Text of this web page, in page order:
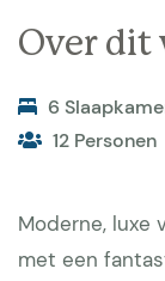
Over dit
6
12 Personen
Moderne, luxe
met een